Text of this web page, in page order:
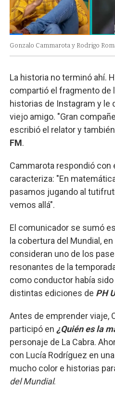
Gonzalo Cammarota y Rodrigo
La historia no terminó ahí.
compartió el fragmento de
historias de Instagram y le
viejo amigo. "Gran
escribió el relator y
FM.
Cammarota respondió con
caracteriza: "En
pasamos jugando al
vemos allá".
El comunicador se sumó
la cobertura del Mundial,
consideran uno de los
resonantes de la
como conductor había
distintas ediciones de PH
Antes de emprender viaje,
participó en ¿Quién es la
personaje de La Cabra.
con Lucía Rodríguez en
mucho color e historias
del Mundial.